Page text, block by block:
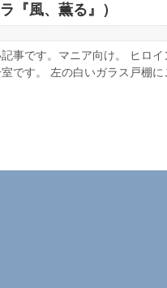
『風、薫る』）
事です。マニア向け。 ヒロ
です。 左の白いガラス戸棚に